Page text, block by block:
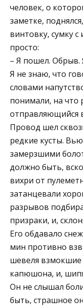
человек, о
заметке,
винтовку, сумку
просто:
– Я пошел. Обрыв.
Я не знаю, что
словами
понимали, на что
отправляющийся
Провод шел
редкие кусты.
замерзшими
должно быть,
вихри от
затанцевали
разрывов
призраки, и,
Его обдавало
мин противно
шевеля
капюшона, и,
Он не слышал
быть, страшное